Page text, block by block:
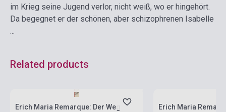
im Krieg seine Jugend verlor, nicht weiß, wo er hingehört.
Da begegnet er der schönen, aber schizophrenen Isabelle
...
Related products
Erich Maria Remarque: Der Weg
Erich Maria